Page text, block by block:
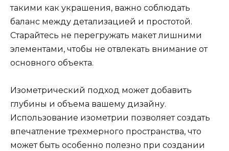
такими как украшения, важно соблюдать
баланс между детализацией и простотой.
Старайтесь не перегружать макет лишними
элементами, чтобы не отвлекать внимание от
основного объекта.
Изометрический подход может добавить
глубины и объема вашему дизайну.
Использование изометрии позволяет создать
впечатление трехмерного пространства, что
может быть особенно полезно при создании